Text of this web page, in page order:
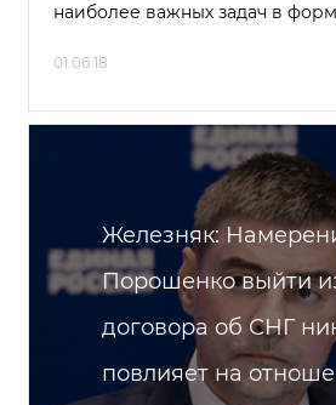
наиболее важных задач в
01.06.18
Железняк:
Порошенко выйти
договора об СНГ
повлияет на